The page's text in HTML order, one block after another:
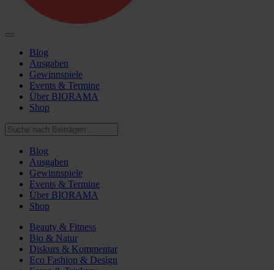
Blog
Ausgaben
Gewinnspiele
Events & Termine
Über BIORAMA
Shop
Blog
Ausgaben
Gewinnspiele
Events & Termine
Über BIORAMA
Shop
Beauty & Fitness
Bio & Natur
Diskurs & Kommentar
Eco Fashion & Design